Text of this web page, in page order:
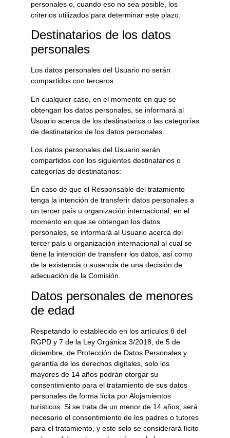
personales o, cuando eso no sea posible, los
criterios utilizados para determinar este plazo.
Destinatarios de los datos
personales
Los datos personales del Usuario no serán
compartidos con terceros.
En cualquier caso, en el momento en que se
obtengan los datos personales, se informará al
Usuario acerca de los destinatarios o las categorías
de destinatarios de los datos personales.
Los datos personales del Usuario serán
compartidos con los siguientes destinatarios o
categorías de destinatarios:
En caso de que el Responsable del tratamiento
tenga la intención de transferir datos personales a
un tercer país u organización internacional, en el
momento en que se obtengan los datos
personales, se informará al Usuario acerca del
tercer país u organización internacional al cual se
tiene la intención de transferir los datos, así como
de la existencia o ausencia de una decisión de
adecuación de la Comisión.
Datos personales de menores
de edad
Respetando lo establecido en los artículos 8 del
RGPD y 7 de la Ley Orgánica 3/2018, de 5 de
diciembre, de Protección de Datos Personales y
garantía de los derechos digitales, solo los
mayores de 14 años podrán otorgar su
consentimiento para el tratamiento de sus datos
personales de forma lícita porAlojamientos
turísticos . Si se trata de un menor de 14 años, será
necesario el consentimiento de los padres o tutores
para el tratamiento, y este solo se considerará lícito